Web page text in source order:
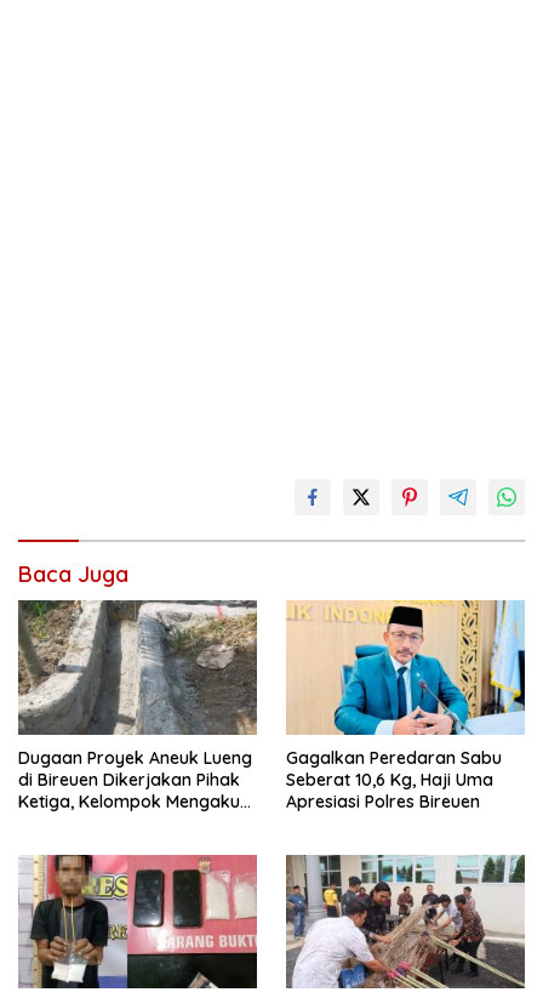
Baca Juga
Dugaan Proyek Aneuk Lueng
di Bireuen Dikerjakan Pihak
Ketiga, Kelompok Mengaku
Gagalkan Peredaran Sabu
Seberat 10,6 Kg, Haji Uma
Apresiasi Polres Bireuen